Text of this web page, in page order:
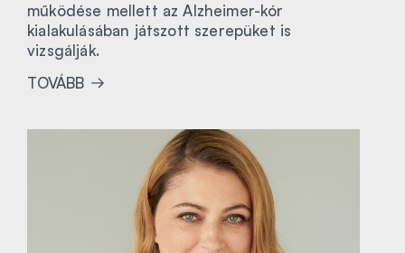
működése mellett az Alzheimer-kór
kialakulásában játszott szerepüket is
vizsgálják.
TOVÁBB